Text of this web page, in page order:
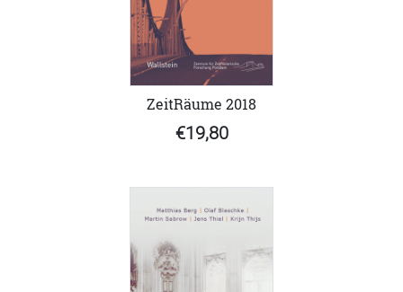
ZeitRäume 2018
€19,80